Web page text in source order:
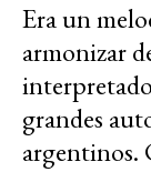
Era un
armonizar
grandes
argentinos.